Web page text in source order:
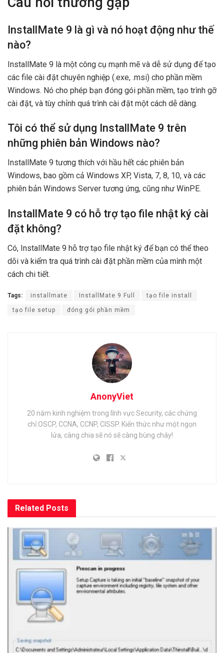
InstallMate 9 là gì và nó hoạt động như thế
nào?
InstallMate 9 là một công cụ mạnh mẽ và dễ sử dụng để tạo
các file cài đặt chuyên nghiệp (.exe, .msi) cho phần mềm
Windows. Nó cho phép bạn đóng gói phần mềm, tạo trình gỡ
cài đặt, và tùy chỉnh quá trình cài đặt một cách dễ dàng.
Tôi có thể sử dụng InstallMate 9 trên
những phiên bản Windows nào?
InstallMate 9 tương thích với hầu hết các phiên bản
Windows, bao gồm cả Windows XP, Vista, 7, 8, 10, và các
phiên bản Windows Server tương ứng, cũng như WinPE.
InstallMate 9 có hỗ trợ tạo file nhật ký cài
đặt không?
Có, InstallMate 9 hỗ trợ tạo file nhật ký để bạn có thể theo
dõi và kiểm tra quá trình cài đặt phần mềm của mình một
cách chi tiết.
Tags: installmate InstallMate 9 Full tạo file install
tạo file setup đóng gói phần mềm
AnonyViet
20 năm kinh nghiệm trong lĩnh vực Security, các chứng
chỉ:OSCP, CCNA, CCNP, CISSP. Kiến thức như một ngọn
lửa, càng chia sẽ nó sẽ càng bùng cháy!
Related Posts